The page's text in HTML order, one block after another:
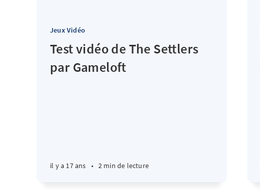
Jeux Vidéo
Test vidéo de The Settlers
par Gameloft
il y a 17 ans • 2 min de lecture